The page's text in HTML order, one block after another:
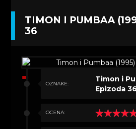
Kratkometrazni crtani filmovi »
TIMON I PUMBAA
36
OZNAKE:
Timon i
Epizoda 36
OCENA: